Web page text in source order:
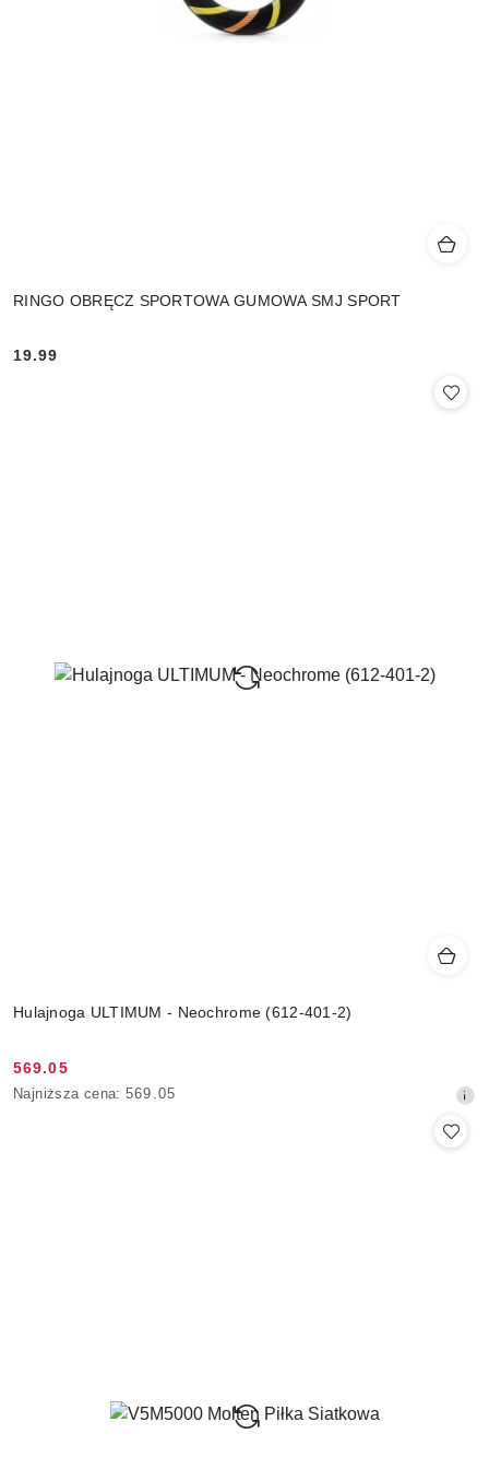
RINGO OBRĘCZ SPORTOWA GUMOWA SMJ SPORT
19.99
Hulajnoga ULTIMUM - Neochrome (612-401-2)
Cena
promocyjna:
569.05
Najniższa
Najniższa cena: 569.05